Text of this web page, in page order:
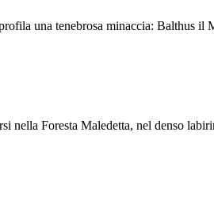
una tenebrosa minaccia: Balthus il
nella Foresta Maledetta, nel denso